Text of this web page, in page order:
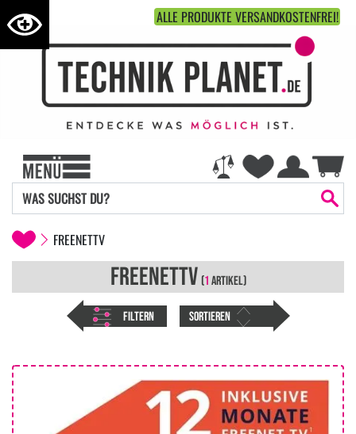
ALLE PRODUKTE VERSANDKOSTENFREI!
FREENETTV
FILTERN
FREENETTV (1 ARTIKEL)
SORTIEREN